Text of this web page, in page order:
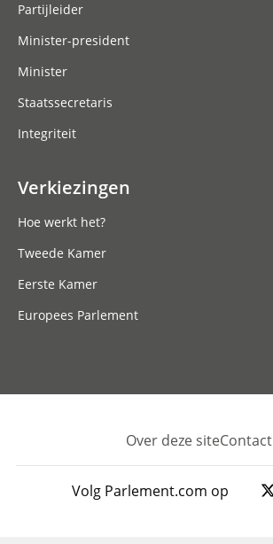
Partijleider
Minister-president
Minister
Staatssecretaris
Integriteit
Verkiezingen
Hoe werkt het?
Tweede Kamer
Eerste Kamer
Europees Parlement
Footer
Over deze siteContact
Volg Parlement.com op